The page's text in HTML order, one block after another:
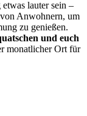
lauter sein –
Anwohnern, um
zu genießen.
und euch
monatlicher Ort für